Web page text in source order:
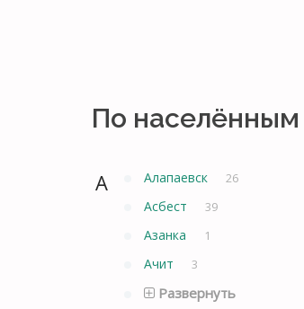
По населённым
А Алапаевск 26
Асбест 39
Азанка 1
Ачит 3
Развернуть